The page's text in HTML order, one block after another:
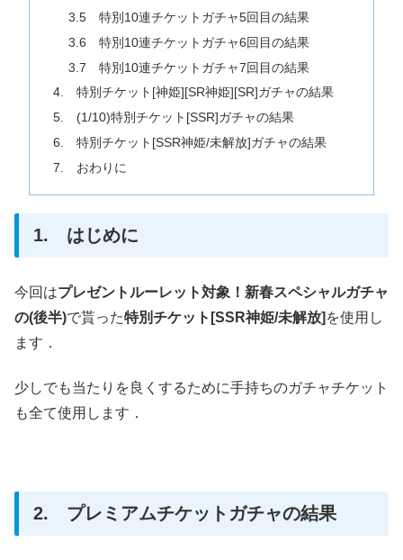
3.5 特別10連チケットガチャ5回目の結果
3.6 特別10連チケットガチャ6回目の結果
3.7 特別10連チケットガチャ7回目の結果
4. 特別チケット[神姫][SR神姫][SR]ガチャの結果
5. (1/10)特別チケット[SSR]ガチャの結果
6. 特別チケット[SSR神姫/未解放]ガチャの結果
7. おわりに
1. はじめに
今回はプレゼントルーレット対象！新春スペシャルガチャ
の(後半)で貰った特別チケット[SSR神姫/未解放] を使用し
ます．
少しでも当たりを良くするために手持ちのガチャチケット
も全て使用します．
2. プレミアムチケットガチャの結果